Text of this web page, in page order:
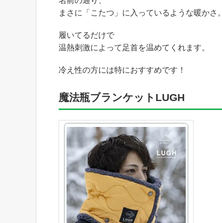
まさに「こたつ」に入っているような暖かさ。
履いてるだけで
温熱刺激によって足首を温めてくれます。
冷え性の方には特におすすめです！
魔法瓶ブランケットLUGH